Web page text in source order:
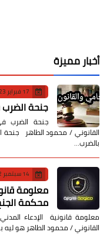
أخبار مميزة
17 فبراير 2023
جنحة
جنحة الضرب
القانوني / محمود الطاهر
بالضرب…
14 سبتمبر 2022
معلومة
محكمة
معلومة قانونية الإدعاء
القانوني / محمود الطاهر هو